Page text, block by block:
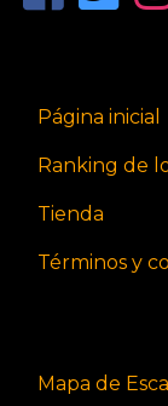
Página inicial
Ranking de
Tienda
Términos y
Mapa de